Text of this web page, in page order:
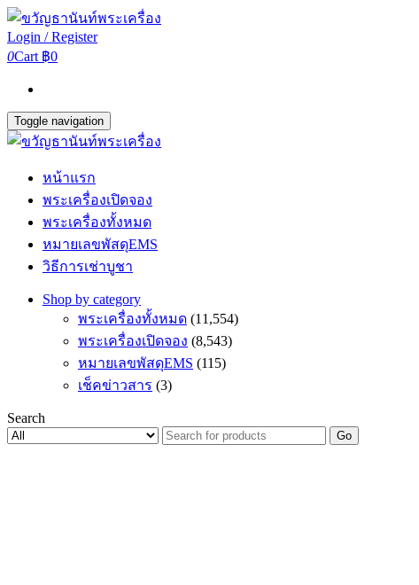
Login / Register
0Cart ฿0
Toggle navigation
หน้าแรก
พระเครื่องเปิดจอง
พระเครื่องทั้งหมด
หมายเลขพัสดุEMS
วิธีการเช่าบูชา
Shop by category
พระเครื่องทั้งหมด (11,554)
พระเครื่องเปิดจอง (8,543)
หมายเลขพัสดุEMS (115)
เช็คข่าวสาร (3)
Search
Go